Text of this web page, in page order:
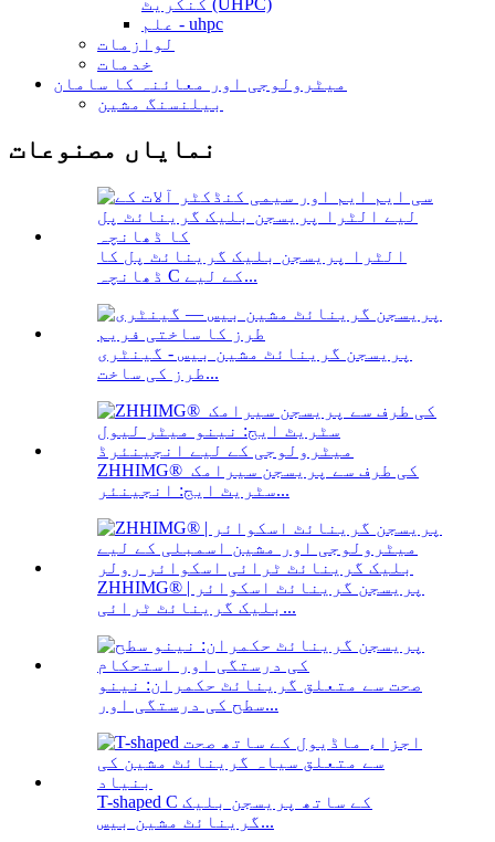
علم - uhpc
لوازمات
خدمات
میٹرولوجی اور معائنہ کا سامان
بیلنسنگ مشین
نمایاں مصنوعات
الٹرا پریسجن بلیک گرینائٹ پل کا
ڈھانچہ C کے لیے...
پریسجن گرینائٹ مشین بیس - گینٹری
طرز کی ساخت...
ZHHIMG® کی طرف سے پریسجن سیرامک ​​
سٹریٹ ایج: انجینئر...
ZHHIMG® پریسجن گرینائٹ اسکوائر |
بلیک گرینائٹ ٹرائی...
صحت سے متعلق گرینائٹ حکمران: نینو
سطح کی درستگی اور...
T-shaped C کے ساتھ پریسجن بلیک
گرینائٹ مشین بیس...